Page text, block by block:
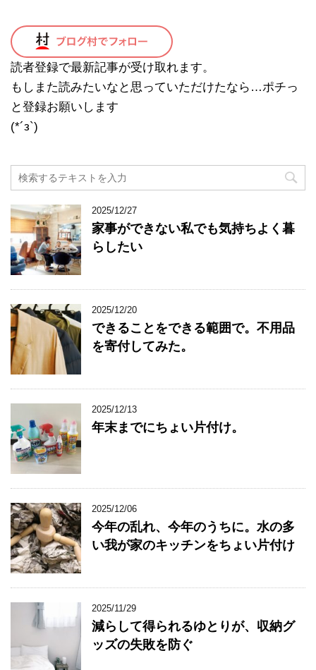
読者登録で最新記事が受け取れます。
もしまた読みたいなと思っていただけたなら…ポチっ
と登録お願いします
(*´з`)
2025/12/27
家事ができない私でも気持ちよく暮
らしたい
2025/12/20
できることをできる範囲で。不用品
を寄付してみた。
2025/12/13
年末までにちょい片付け。
2025/12/06
今年の乱れ、今年のうちに。水の多
い我が家のキッチンをちょい片付け
2025/11/29
減らして得られるゆとりが、収納グ
ッズの失敗を防ぐ